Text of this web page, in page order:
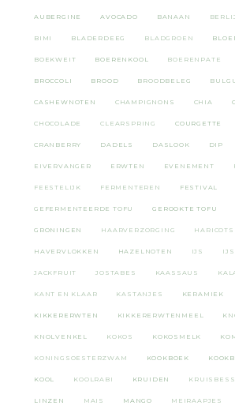
AUBERGINE AVOCADO BANAAN
BIMI BLADERDEEG BLADGROEN
BOEKWEIT BOERENKOOL BOERENPATE
BROCCOLI BROOD BROODBELEG
CASHEWNOTEN CHAMPIGNONS CHIA
CHOCOLADE CLEARSPRING COURGETTE
CRANBERRY DADELS DASLOOK DIP
EIVERVANGER ERWTEN EVENEMENT
FEESTELIJK FERMENTEREN FESTIVAL
GEFERMENTEERDE TOFU GEROOKTE TOFU
GRONINGEN HAARVERZORGING
HAVERVLOKKEN HAZELNOTEN IJS
JACKFRUIT JOSTABES KAASSAUS
KANT EN KLAAR KASTANJES KERAMIEK
KIKKERERWTEN KIKKERERWTENMEEL
KNOLVENKEL KOKOS KOKOSMELK
KONINGSOESTERZWAM KOOKBOEK
KOOL KOOLRABI KRUIDEN
LINZEN MAIS MANGO MEIRAAPJES